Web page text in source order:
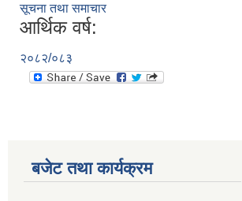
सूचना तथा समाचार
आर्थिक वर्ष:
२०८२/०८३
बजेट तथा कार्यक्रम